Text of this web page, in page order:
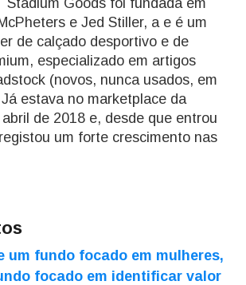
Stadium Goods foi fundada em
e Jed Stiller, a e é um
de calçado desportivo e de
especializado em artigos
(novos, nunca usados, em
estava no marketplace da
de 2018 e, desde que entrou
um forte crescimento nas
um fundo focado em mulheres,
focado em identificar valor